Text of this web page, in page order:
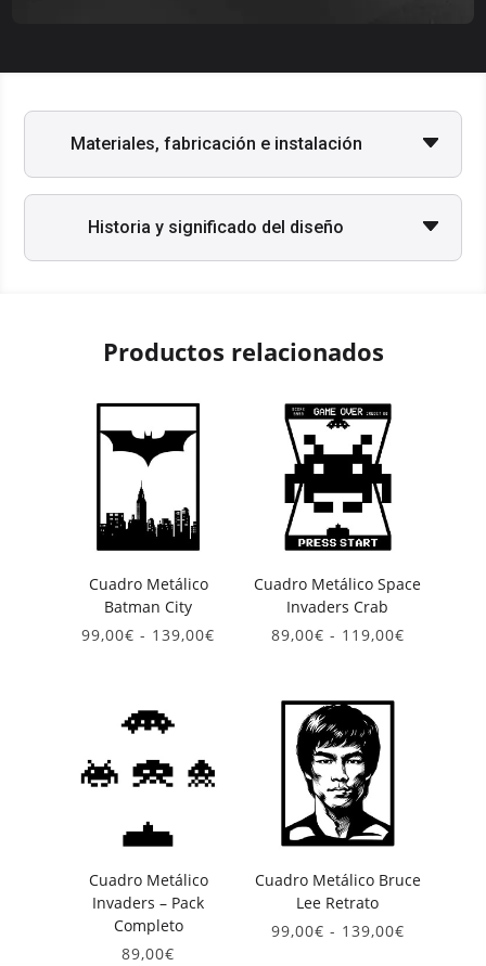
Materiales, fabricación e instalación
Historia y significado del diseño
Productos relacionados
Cuadro Metálico
Batman City
99,00€ - 139,00€
Cuadro Metálico Space
Invaders Crab
89,00€ - 119,00€Rango
Cuadro Metálico
Invaders – Pack
Completo
89,00€
Cuadro Metálico Bruce
Lee Retrato
99,00€ - 139,00€Rango